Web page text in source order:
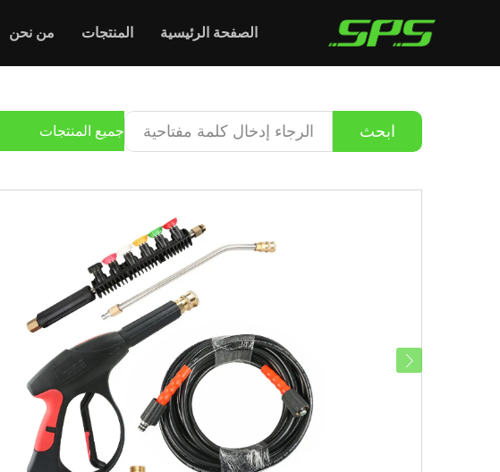
الصفحة الرئيسية المنتجات من نحن
جميع المنتجات ابحث